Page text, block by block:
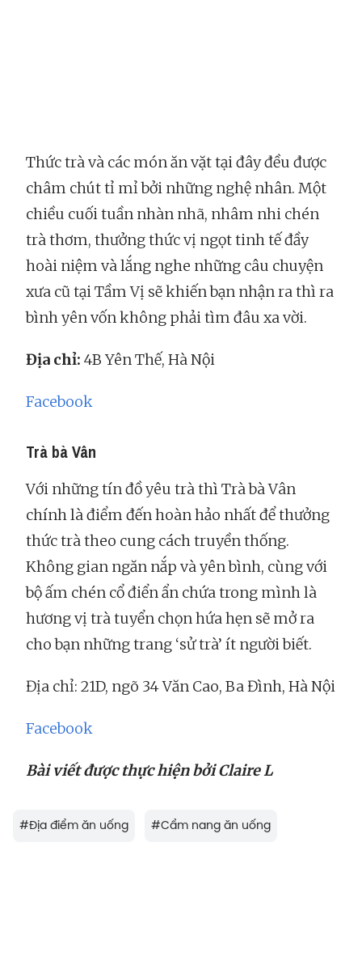
Thức trà và các món ăn vặt tại đây đều được
châm chút tỉ mỉ bởi những nghệ nhân. Một
chiều cuối tuần nhàn nhã, nhâm nhi chén
trà thơm, thưởng thức vị ngọt tinh tế đầy
hoài niệm và lắng nghe những câu chuyện
xưa cũ tại Tầm Vị sẽ khiến bạn nhận ra thì ra
bình yên vốn không phải tìm đâu xa vời.
Địa chỉ: 4B Yên Thế, Hà Nội
Facebook
Trà bà Vân
Với những tín đồ yêu trà thì Trà bà Vân
chính là điểm đến hoàn hảo nhất để thưởng
thức trà theo cung cách truyền thống.
Không gian ngăn nắp và yên bình, cùng với
bộ ấm chén cổ điển ẩn chứa trong mình là
hương vị trà tuyển chọn hứa hẹn sẽ mở ra
cho bạn những trang ‘sử trà’ ít người biết.
Địa chỉ: 21D, ngõ 34 Văn Cao, Ba Đình, Hà Nội
Facebook
Bài viết được thực hiện bởi Claire L
#Địa điểm ăn uống #Cẩm nang ăn uống